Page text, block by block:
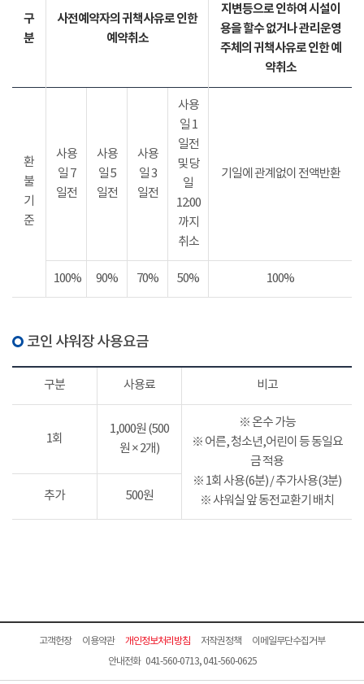
구
분
사전예약자의 귀책사유로 인한
예약취소
지변등으로 인하여 시설이
용을 할수 없거나 관리운영
주체의 귀책사유로 인한 예
약취소
환
불
기
준
사용
일 7
일전
사용
일 5
일전
사용
일 3
일전
사용
일 1
일전
및 당
일
12:00
까지
취소
기일에 관계없이 전액반환
100% 90% 70% 50% 100%
코인 샤워장 사용요금
구분 사용료 비고
1회
1,000원 (500
원 × 2개)
※ 온수 가능
※ 어른, 청소년,어린이 등 동일요
금 적용
※ 1회 사용(6분) / 추가사용(3분)
※ 샤워실 앞 동전교환기 배치
추가 500원
고객헌장 이용약관 개인정보처리방침 저작권정책
이메일무단수집거부
안내전화 041-560-0713, 041-560-0625